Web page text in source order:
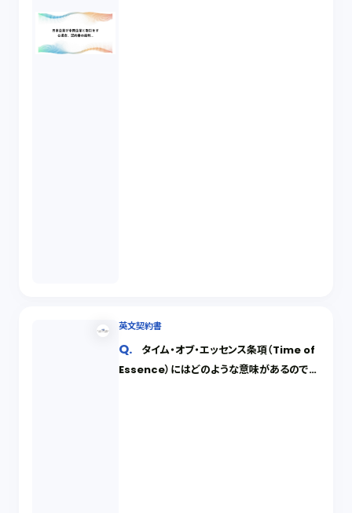
英文契約書
タイム・オブ・エッセンス条項（Time of
Essence）にはどのような意味があるのです